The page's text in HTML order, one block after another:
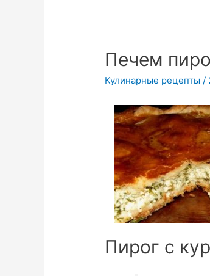
Печем
Кулинарные рецепты /
Пирог с